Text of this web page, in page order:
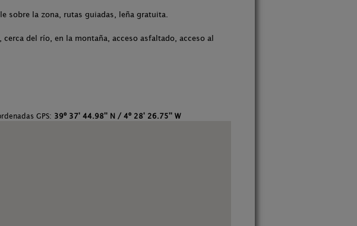
sobre la zona, rutas guiadas, leña gratuita.
del río, en la montaña, acceso asfaltado, acceso al
GPS: 39º 37' 44.98'' N / 4º 28' 26.75'' W